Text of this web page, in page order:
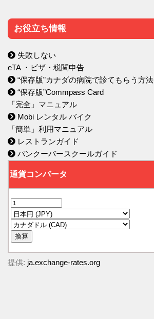
お役立ち情報
失敗しない
eTA ・ビザ・税関申告
“保存版”カナダの病院で診てもらう方法
“保存版”Commpass Card
「完全」マニュアル
Mobi レンタル バイク
「簡単」利用マニュアル
レストランガイド
バンクーバースクールガイド
提供: ja.exchange-rates.org